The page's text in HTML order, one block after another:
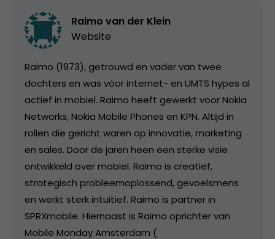
Raimo van der Klein
Website
Raimo (1973), getrouwd en vader van twee
dochters en was vóor internet- en UMTS hypes al
actief in mobiel. Raimo heeft gewerkt voor Nokia
Networks, Nokia Mobile Phones en KPN. Altijd in
rollen die gericht waren op innovatie, marketing
en sales. Door de jaren heen een sterke visie
ontwikkeld over mobiel. Raimo is creatief,
strategisch probleemoplossend, gevoelsmens
en werkt sterk intuitief. Raimo is partner in
SPRXmobile. Hiernaast is Raimo oprichter van
Mobile Monday Amsterdam (